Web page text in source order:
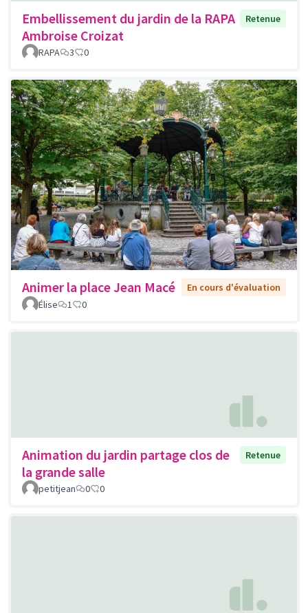
Embellissement du jardin de la RAPA
Ambroise Croizat
Retenue
RAPA 3 0
Animer la place Jean Macé
En cours d'évaluation
Élise
1 0
Animation du jardin partage clos de
la grande salle
Retenue
petitjean 0 0